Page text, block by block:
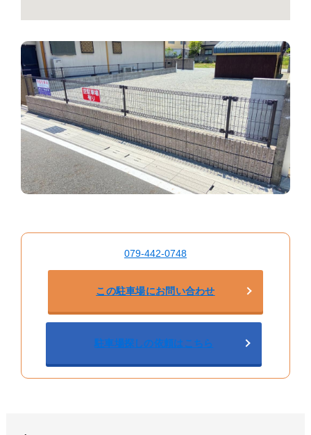
079-442-0748
この駐車場にお問い合わせ
駐車場探しの依頼はこちら